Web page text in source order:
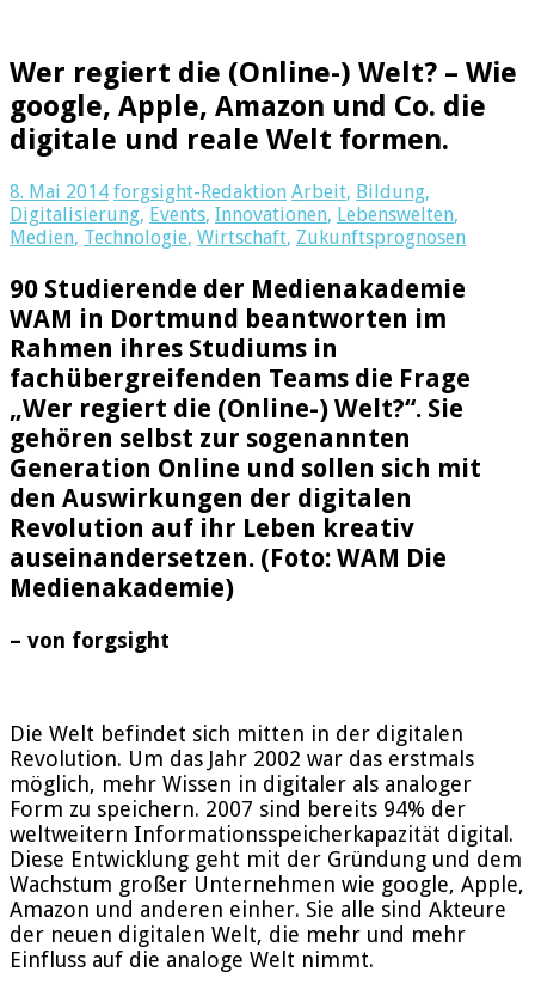
Wer regiert die (Online-) Welt? – Wie
google, Apple, Amazon und Co. die
digitale und reale Welt formen.
8. Mai 2014 forgsight-Redaktion Arbeit, Bildung,
Digitalisierung, Events, Innovationen, Lebenswelten,
Medien, Technologie, Wirtschaft, Zukunftsprognosen
90 Studierende der Medienakademie
WAM in Dortmund beantworten im
Rahmen ihres Studiums in
fachübergreifenden Teams die Frage
„Wer regiert die (Online-) Welt?“. Sie
gehören selbst zur sogenannten
Generation Online und sollen sich mit
den Auswirkungen der digitalen
Revolution auf ihr Leben kreativ
auseinandersetzen. (Foto: WAM Die
Medienakademie)
– von forgsight
Die Welt befindet sich mitten in der digitalen
Revolution. Um das Jahr 2002 war das erstmals
möglich, mehr Wissen in digitaler als analoger
Form zu speichern. 2007 sind bereits 94% der
weltweitern Informationsspeicherkapazität digital.
Diese Entwicklung geht mit der Gründung und dem
Wachstum großer Unternehmen wie google, Apple,
Amazon und anderen einher. Sie alle sind Akteure
der neuen digitalen Welt, die mehr und mehr
Einfluss auf die analoge Welt nimmt.